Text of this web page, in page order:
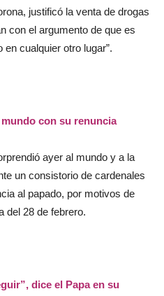
justificó la venta de drogas
con el argumento de que es
cualquier otro lugar”.
con su renuncia
ayer al mundo y a la
un consistorio de cardenales
al papado, por motivos de
del 28 de febrero.
dice el Papa en su